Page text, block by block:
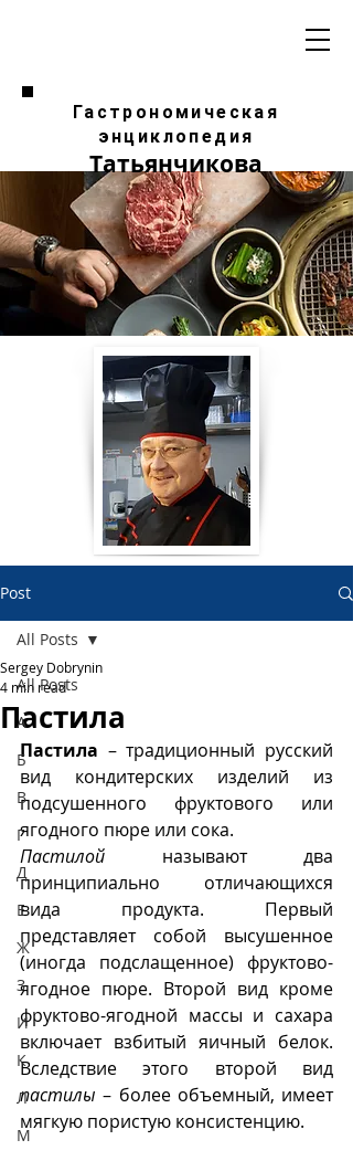
Гастрономическая
энциклопедия
Татьянчикова
Post
All Posts
А
Б
В
Г
Д
Е
Ж
З
И
К
Л
М
All Posts
Пастила
Sergey Dobrynin
4 min read
Пастила – традиционный русский
вид кондитерских изделий из
подсушенного фруктового или
ягодного пюре или сока.
Пастилой называют два
принципиально отличающихся
вида продукта. Первый
представляет собой высушенное
(иногда подслащенное) фруктово-
ягодное пюре. Второй вид кроме
фруктово-ягодной массы и сахара
включает взбитый яичный белок.
пастилы – более объемный, имеет
мягкую пористую консистенцию.